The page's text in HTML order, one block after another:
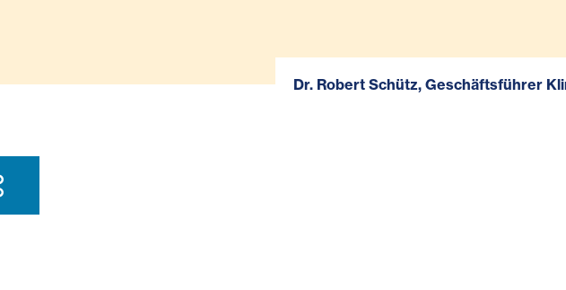
Dr. Robert Schütz, Geschäftsführer